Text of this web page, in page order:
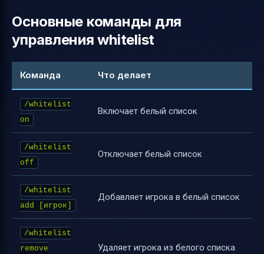
Основные команды для
управления whitelist
Команда Что делает
/whitelist
on
Включает белый список
/whitelist
off
Отключает белый список
/whitelist
add [игрок]
Добавляет игрока в белый список
/whitelist
remove
Удаляет игрока из белого списка